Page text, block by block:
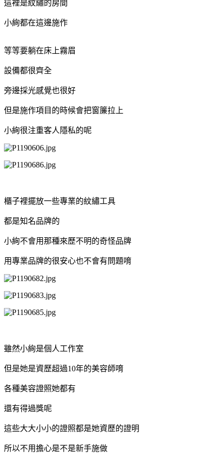
這裡是紋繡的房間
小絢都在這邊施作
等等要躺在床上霧眉
設備都很齊全
旁邊採光感覺也很好
但是施作項目的時候會把窗簾拉上
小絢很注重客人隱私的呢
櫃子裡擺放一些專業的紋繡工具
都是知名品牌的
小絢不會用那種來歷不明的奇怪品牌
用專業品牌的很安心也不會有問題唷
雖然小絢是個人工作室
但是她是資歷超過10年的美容師唷
各種美容證照她都有
還有得過獎呢
這些大大小小的證照都是她資歷的證明
所以不用擔心是不是新手施做